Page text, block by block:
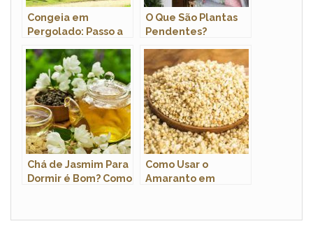
Congeia em
Pergolado: Passo a
Montar e Fotos
O Que São Plantas
Pendentes?
Plantas Pendentes
Chá de Jasmim Para
Dormir é Bom? Como
Como Usar o
Amaranto em